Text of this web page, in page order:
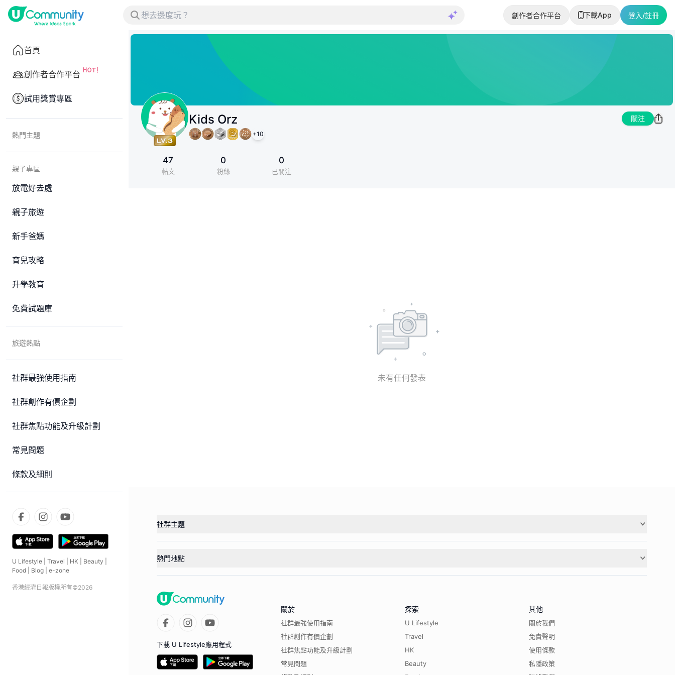
創作者合作平台 下載App 登入/註冊
首頁
創作者合作平台
試用獎賞專區
熱門主題
親子專區
放電好去處
親子旅遊
新手爸媽
育兒攻略
升學教育
免費試題庫
旅遊熱點
社群最強使用指南
社群創作有價企劃
社群焦點功能及升級計劃
常見問題
條款及細則
U Lifestyle Travel HK Beauty
Food
Blog e-zone
香港經濟日報版權所有©2026
Kids Orz
+10
關注
47
帖文
0
粉絲
0
已關注
未有任何發表
社群主題
熱門地點
下載 U Lifestyle應用程式
關於
社群最強使用指南
社群創作有價企劃
社群焦點功能及升級計劃
常見問題
探索
U Lifestyle
Travel
HK
Beauty
其他
關於我們
免責聲明
使用條款
私隱政策